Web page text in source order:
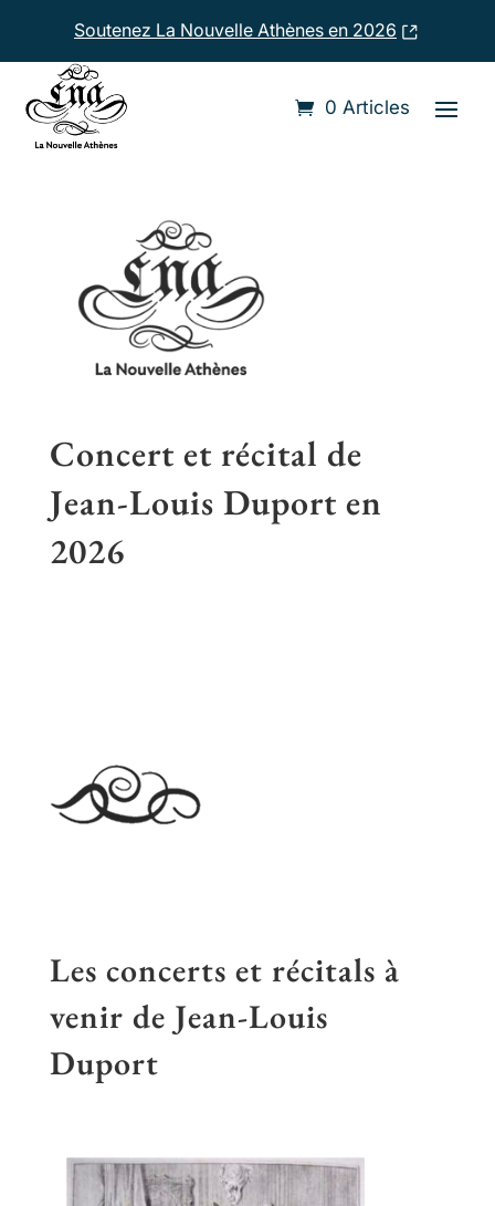
Soutenez La Nouvelle Athènes en 2026
0 Articles
Accueil
Concert et récital de
Jean-Louis Duport en
2026
Les concerts et récitals à
venir de Jean-Louis
Duport